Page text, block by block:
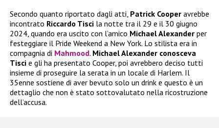
Secondo quanto riportato dagli atti, Patrick Cooper avrebbe
incontrato Riccardo Tisci la notte tra il 29 e il 30 giugno
2024, quando era uscito con l’amico Michael Alexander per
festeggiare il Pride Weekend a New York. Lo stilista era in
compagnia di Mahmood. Michael Alexander conosceva
Tisci e gli ha presentato Cooper, poi avrebbero deciso tutti
insieme di proseguire la serata in un locale di Harlem. Il
35enne sostiene di aver bevuto solo un drink e questo è un
dettaglio che non è stato sottovalutato nella ricostruzione
dell’accusa.